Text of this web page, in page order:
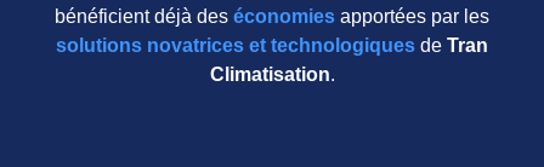
bénéficient déjà des économies apportées par les
solutions novatrices et technologiques de Tran
Climatisation.